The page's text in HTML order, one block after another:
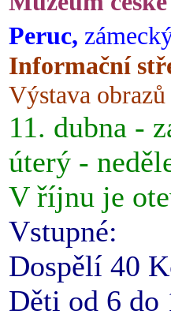
Peruc,
Informační
Výstava
11. dubna -
úterý -
V říjnu je
Vstupné:
Dospělí 40
Děti od 6 do